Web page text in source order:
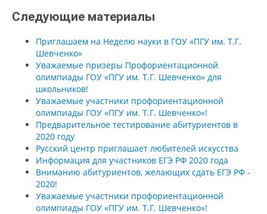
Следующие материалы
Приглашаем на Неделю науки в ГОУ «ПГУ им. Т.Г.
Шевченко»
Уважаемые призеры Профориентационной
олимпиады ГОУ «ПГУ им. Т.Г. Шевченко» для
школьников!
Уважаемые участники профориентационной
олимпиады ГОУ «ПГУ им. Т.Г. Шевченко»!
Предварительное тестирование абитуриентов в
2020 году
Русский центр приглашает любителей искусства
Информация для участников ЕГЭ РФ 2020 года
Вниманию абитуриентов, желающих сдать ЕГЭ РФ -
2020!
Уважаемые участники профориентационной
олимпиады ГОУ «ПГУ им. Т.Г. Шевченко»!